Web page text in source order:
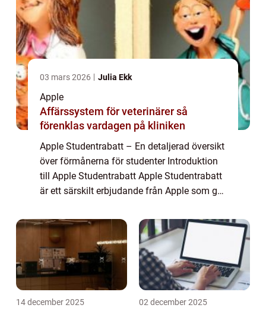
03 mars 2026 Julia Ekk
Apple
Affärssystem för veterinärer så
förenklas vardagen på kliniken
Apple Studentrabatt – En detaljerad översikt
över förmånerna för studenter Introduktion
till Apple Studentrabatt Apple Studentrabatt
är ett särskilt erbjudande från Apple som ger
till reducerade pris...
14 december 2025 02 december 2025